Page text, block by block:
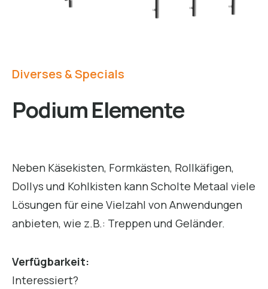
Diverses & Specials
Podium Elemente
Neben Käsekisten, Formkästen, Rollkäfigen,
Dollys und Kohlkisten kann Scholte Metaal viele
Lösungen für eine Vielzahl von Anwendungen
anbieten, wie z.B.: Treppen und Geländer.
Verfügbarkeit:
Interessiert?